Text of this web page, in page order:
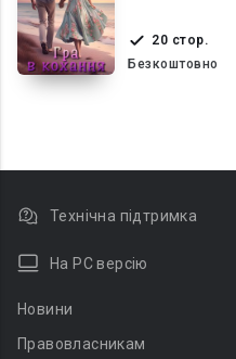
20 стор.
Безкоштовно
Технічна підтримка
На PC версію
Новини
Правовласникам